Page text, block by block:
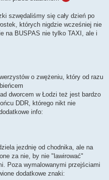
szwędaliśmy się cały dzień po
których nigdzie wcześniej nie
na BUSPAS nie tylko TAXI, ale i
o zwężeniu, który od razu
dworcem w Łodzi też jest bardzo
DDR, którego nikt nie
info:
jezdnię od chodnika, ale na
za nie, by nie "lawirować"
Poza wymalowanymi przejściami
dodatkowe znaki: